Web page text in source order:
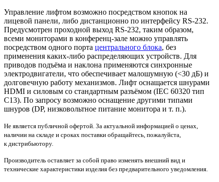
Управление лифтом возможно посредством кнопок на
лицевой панели, либо дистанционно по интерфейсу RS-232.
Предусмотрен проходной выход RS-232, таким образом,
всеми мониторами в конференц-зале можно управлять
посредством одного порта центрального блока, без
применения каких-либо распределяющих устройств. Для
приводов подъёма и наклона применяются синхронные
электродвигатели, что обеспечивает малошумную (<30 дБ) и
долговечную работу механизмов. Лифт оснащается шнурами
HDMI и силовым со стандартным разъёмом (IEC 60320 тип
C13). По запросу возможно оснащение другими типами
шнуров (DP, низковольтное питание монитора и т. п.).
Не является публичной офертой. За актуальной информацией о ценах,
наличии на складе и сроках поставки обращайтесь, пожалуйста,
к дистрибьютору.
Производитель оставляет за собой право изменять внешний вид и
технические характеристики изделия без предварительного уведомления.